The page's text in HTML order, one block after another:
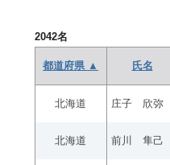
2042名
都道府県 ▲ 氏名
北海道 庄子 欣弥
北海道 前川 隼己